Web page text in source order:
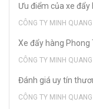
Ưu điểm của xe
CÔNG TY MINH
Xe đẩy hàng Phong
CÔNG TY MINH
Đánh giá uy tín
CÔNG TY MINH